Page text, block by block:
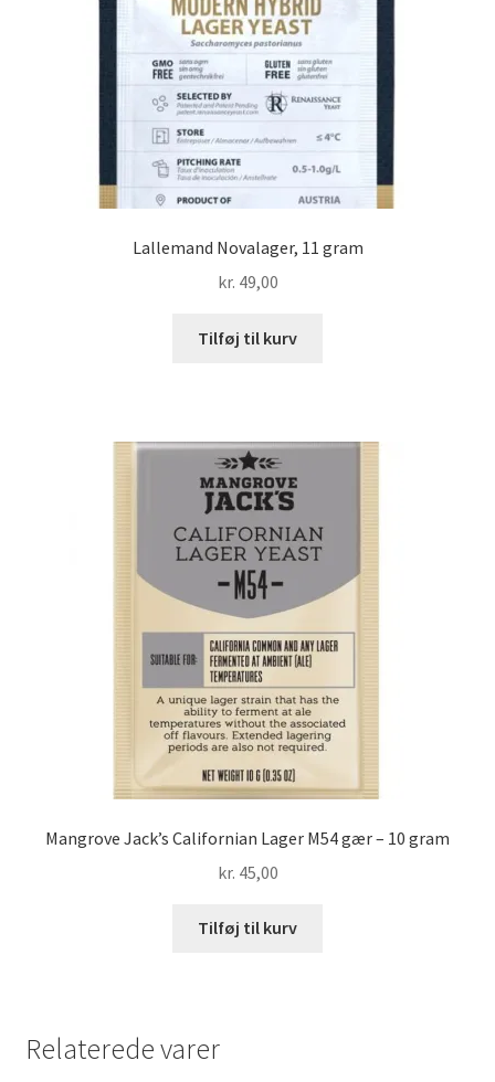
Lallemand Novalager, 11 gram
kr. 49,00
Tilføj til kurv
Mangrove Jack’s Californian Lager M54 gær – 10 gram
kr. 45,00
Tilføj til kurv
Relaterede varer